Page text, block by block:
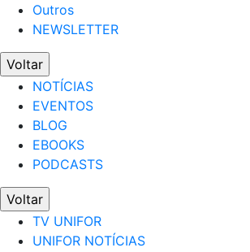
Outros
NEWSLETTER
Voltar
NOTÍCIAS
EVENTOS
BLOG
EBOOKS
PODCASTS
Voltar
TV UNIFOR
UNIFOR NOTÍCIAS